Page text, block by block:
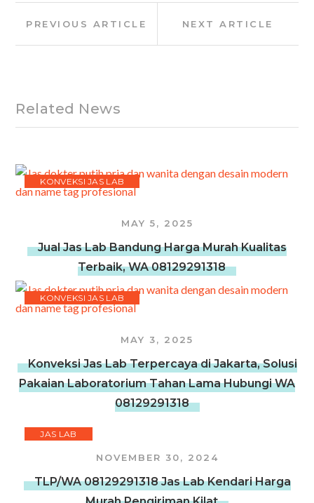
navigation
PREVIOUS ARTICLE NEXT ARTICLE
Related News
KONVEKSI JAS LAB
MAY 5, 2025
Jual Jas Lab Bandung Harga Murah Kualitas
Terbaik, WA 08129291318
KONVEKSI JAS LAB
MAY 3, 2025
Konveksi Jas Lab Terpercaya di Jakarta, Solusi
Pakaian Laboratorium Tahan Lama Hubungi WA
08129291318
JAS LAB
NOVEMBER 30, 2024
TLP/WA 08129291318 Jas Lab Kendari Harga